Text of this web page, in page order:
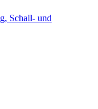
Schall- und